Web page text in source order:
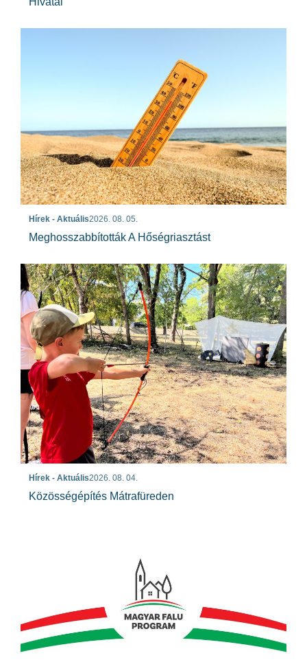
Hírek - Aktuális2026. 08. 05.
Meghosszabbították A Hőségriasztást
Hírek - Aktuális2026. 08. 04.
Közösségépítés Mátrafüreden